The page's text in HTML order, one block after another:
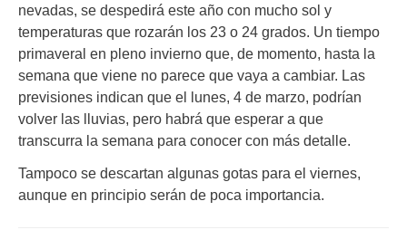
nevadas, se despedirá este año con mucho sol y
temperaturas que rozarán los 23 o 24 grados. Un tiempo
primaveral en pleno invierno que, de momento, hasta la
semana que viene no parece que vaya a cambiar. Las
previsiones indican que el lunes, 4 de marzo, podrían
volver las lluvias, pero habrá que esperar a que
transcurra la semana para conocer con más detalle.
Tampoco se descartan algunas gotas para el viernes,
aunque en principio serán de poca importancia.